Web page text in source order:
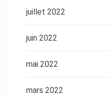
juillet 2022
juin 2022
mai 2022
mars 2022